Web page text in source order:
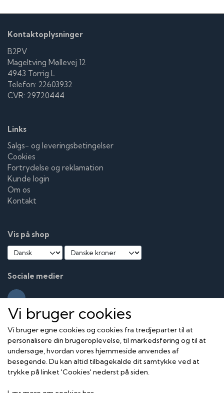
Kontaktoplysninger
B2PV
Mageltving Møllevej 12
4943 Torrig L
Telefon: 22603932
CVR: 29720444
Links
Salgs- og leveringsbetingelser
Cookies
Fortrydelse og reklamation
Kunde login
Om os
Kontakt
Vis på shop
Sociale medier
Vi bruger cookies
Vi bruger egne cookies og cookies fra tredjeparter til at
personalisere din brugeroplevelse, til markedsføring og til at
undersøge, hvordan vores hjemmeside anvendes af
besøgende. Du kan altid tilbagekalde dit samtykke ved at
trykke på linket 'Cookies' nederst på siden.